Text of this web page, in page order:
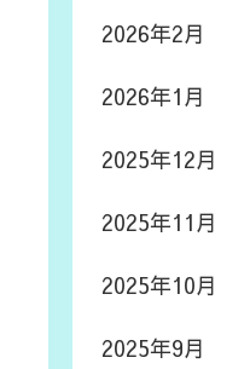
2026年2月
2026年1月
2025年12月
2025年11月
2025年10月
2025年9月